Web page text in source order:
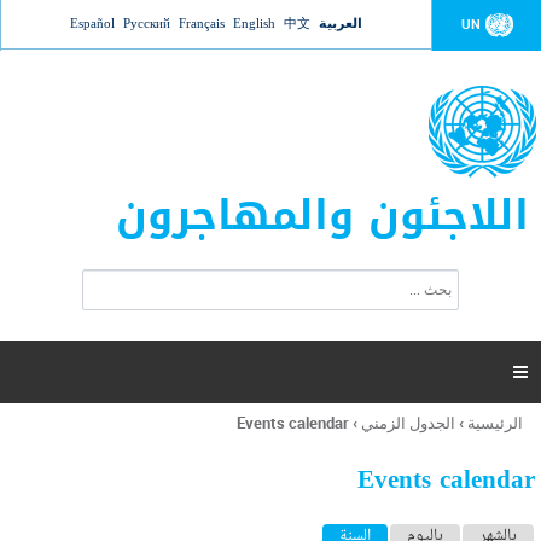
Jump to navigation UN العربية 中文
English
Français
Русский
Español
اللاجئون والمهاجرون
ت
ر
ل
ح
ب

أنت
هنا
الرئيسية › الجدول الزمني ›
Events calendar
Events calendar